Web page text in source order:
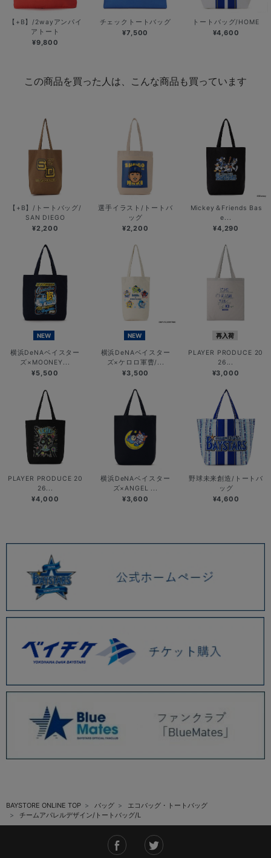
【+B】/2wayアンパイ
アトート
¥9,800
チェックトートバッグ
¥7,500
トートバッグ/HOME
¥4,600
この商品を買った人は、こんな商品も買っています
【+B】/トートバッグ/
SAN DIEGO
¥2,200
選手イラスト/トートバ
ッグ
¥2,200
Mickey＆Friends Bas
e...
¥4,290
NEW
横浜DeNAベイスター
ズ×MOONEY...
¥5,500
NEW
横浜DeNAベイスター
ズ×ケロロ軍曹/...
¥3,500
再入荷
PLAYER PRODUCE 20
26...
¥3,000
PLAYER PRODUCE 20
26...
¥4,000
横浜DeNAベイスター
ズ×ANGEL ...
¥3,600
野球未来創造/トートバ
ッグ
¥4,600
BAYSTORE ONLINE TOP バッグ
エコバッグ・トートバッグ
チームアパレルデザイン/トートバッグ/L